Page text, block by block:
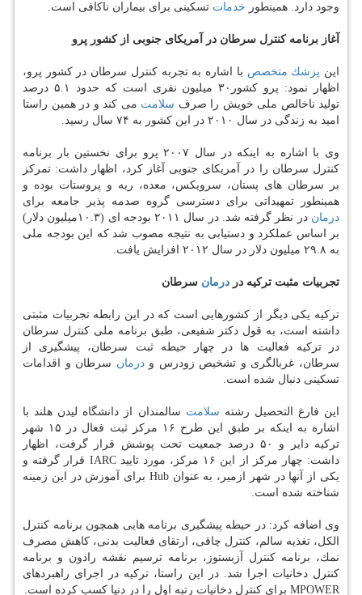
وجود دارد. همینطور خدمات تسكینی برای بیماران ناكافی است.
آغاز برنامه كنترل سرطان در آمریكای جنوبی از كشور پرو
این پزشك متخصص با اشاره به تجربه كنترل سرطان در كشور پرو،
اظهار نمود: پرو كشور۳۰ میلیون نفری است كه حدود ۵.۱ درصد
تولید ناخالص ملی خویش را صرف سلامت می كند و در همین راستا
امید به زندگی در سال ۲۰۱۰ در این كشور به ۷۴ سال رسید.
وی با اشاره به اینكه در سال ۲۰۰۷ پرو برای نخستین بار برنامه
كنترل سرطان را در آمریكای جنوبی آغاز كرد، اظهار داشت: تمركز
بر سرطان های پستان، سرویكس، معده، ریه و پروستات بوده و
همینطور تمهیداتی برای دسترسی گروه صدمه پذیر جامعه برای
درمان
در نظر گرفته شد. در سال ۲۰۱۱ بودجه ای (۱۰.۳میلیون دلار)
بر اساس عملكرد و دستیابی به نتیجه مصوب شد كه این بودجه ملی
به ۲۹.۸ میلیون دلار در سال ۲۰۱۲ افزایش یافت.
تجربیات مثبت تركیه در درمان سرطان
تركیه یكی دیگر از كشورهایی است كه در این رابطه تجربیات مثبتی
داشته است، به قول دكتر شفیعی، طبق برنامه ملی كنترل سرطان
در تركیه فعالیت ها در چهار حیطه ثبت سرطان، پیشگیری از
سرطان، غربالگری و تشخیص زودرس ودرمان سرطان و اقدامات
تسكینی دنبال شده است.
این فارغ التحصیل رشته سلامت سالمندان از دانشگاه لیدن هلند با
اشاره به اینكه بر طبق این طرح ۱۶ مركز ثبت فعال در ۱۵ شهر
تركیه دایر و ۵۰ درصد جمعیت تحت پوشش قرار گرفت، اظهار
داشت: چهار مركز از این ۱۶ مركز، مورد تایید IARC قرار گرفته و
یكی از آنها در شهر ازمیر، به عنوان Hub برای آموزش در این زمینه
شناخته شده است.
وی اضافه كرد: در حیطه پیشگیری برنامه هایی همچون برنامه كنترل
الكل، تغذیه سالم، كنترل چاقی، ارتقای فعالیت بدنی، كاهش مصرف
نمك، برنامه كنترل آزبستوز، برنامه ترسیم نقشه رادون و برنامه
كنترل دخانیات اجرا شد. در این راستا، تركیه در اجرای راهبردهای
MPOWER برای كنترل دخانیات رتبه اول را در دنیا كسب كرده است.